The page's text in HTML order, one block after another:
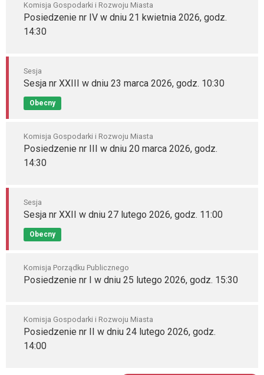
Komisja Gospodarki i Rozwoju Miasta
Posiedzenie nr IV w dniu 21 kwietnia 2026, godz.
14:30
Sesja
Sesja nr XXIII w dniu 23 marca 2026, godz. 10:30
Obecny
Komisja Gospodarki i Rozwoju Miasta
Posiedzenie nr III w dniu 20 marca 2026, godz.
14:30
Sesja
Sesja nr XXII w dniu 27 lutego 2026, godz. 11:00
Obecny
Komisja Porządku Publicznego
Posiedzenie nr I w dniu 25 lutego 2026, godz. 15:30
Komisja Gospodarki i Rozwoju Miasta
Posiedzenie nr II w dniu 24 lutego 2026, godz.
14:00